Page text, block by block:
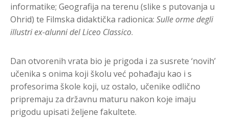
informatike; Geografija na terenu (slike s putovanja u
Ohrid) te Filmska didaktička radionica: Sulle orme degli
illustri ex-alunni del Liceo Classico.
Dan otvorenih vrata bio je prigoda i za susrete ‘novih’
učenika s onima koji školu već pohađaju kao i s
profesorima škole koji, uz ostalo, učenike odlično
pripremaju za državnu maturu nakon koje imaju
prigodu upisati željene fakultete.